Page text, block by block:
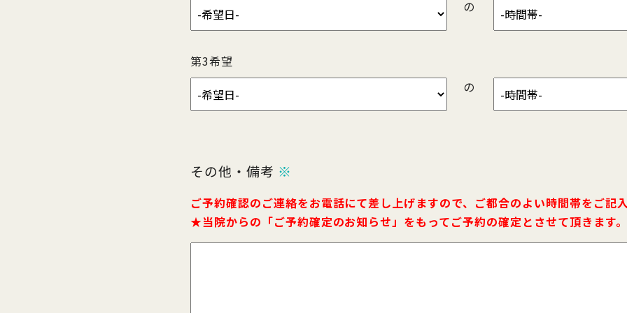
の
第3希望
の
その他・備考 ※
ご予約確認のご連絡をお電話にて差し上げますので、ご都合のよい時間帯をご記入
★当院からの「ご予約確定のお知らせ」をもってご予約の確定とさせて頂きます。